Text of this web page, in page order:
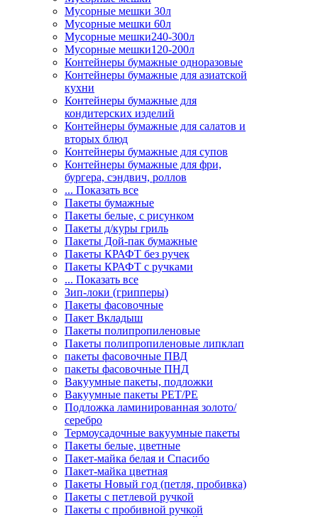
Мусорные мешки 30л
Мусорные мешки 60л
Мусорные мешки240-300л
Мусорные мешки120-200л
Контейнеры бумажные одноразовые
Контейнеры бумажные для азиатской
кухни
Контейнеры бумажные для
кондитерских изделий
Контейнеры бумажные для салатов и
вторых блюд
Контейнеры бумажные для супов
Контейнеры бумажные для фри,
бургера, сэндвич, роллов
... Показать все
Пакеты бумажные
Пакеты белые, с рисунком
Пакеты д/куры гриль
Пакеты Дой-пак бумажные
Пакеты КРАФТ без ручек
Пакеты КРАФТ с ручками
... Показать все
Зип-локи (грипперы)
Пакеты фасовочные
Пакет Вкладыш
Пакеты полипропиленовые
Пакеты полипропиленовые липклап
пакеты фасовочные ПВД
пакеты фасовочные ПНД
Вакуумные пакеты, подложки
Вакуумные пакеты РЕТ/РЕ
Подложка ламинированная золото/
серебро
Термоусадочные вакуумные пакеты
Пакеты белые, цветные
Пакет-майка белая и Спасибо
Пакет-майка цветная
Пакеты Новый год (петля, пробивка)
Пакеты с петлевой ручкой
Пакеты с пробивной ручкой